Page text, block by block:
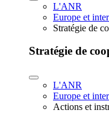
L'ANR
Europe et
Stratégie de
Stratégie de
L'ANR
Europe et
Actions et